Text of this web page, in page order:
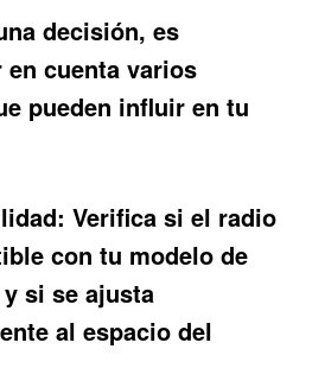
decisión, es
cuenta varios
pueden influir en tu
Verifica si el radio
con tu modelo de
si se ajusta
al espacio del